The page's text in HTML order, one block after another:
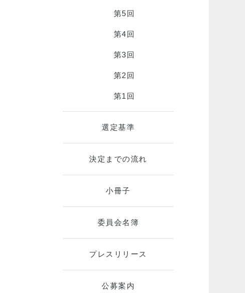
第5回
第4回
第3回
第2回
第1回
選定基準
決定までの流れ
小冊子
委員会名簿
プレスリリース
公募案内